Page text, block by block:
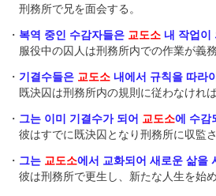
刑務所で兄を面会する。
・ 복역 중인 수감자들은 교도소 내 작업이
服役中の囚人は刑務所内での作業が義
・ 기결수들은 교도소 내에서 규칙을 따라
既決囚は刑務所内の規則に従わなけれ
・ 그는 이미 기결수가 되어 교도소에 수감
彼はすでに既決囚となり刑務所に収監さ
・ 그는 교도소에서 교화되어 새로운 삶을
彼は刑務所で更生し、新たな人生を始め